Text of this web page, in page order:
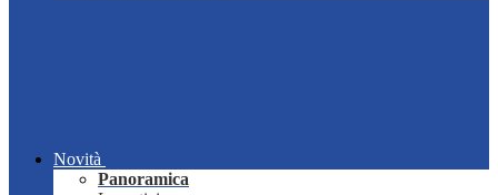
Novità
Panoramica